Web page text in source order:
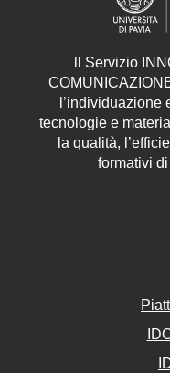
Servizio
tecnologie e
la qualità,
formativi